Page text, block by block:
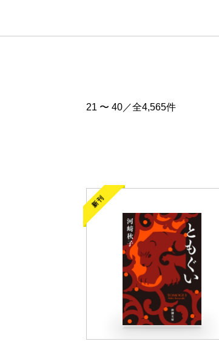
21 〜 40／全4,565件
新刊